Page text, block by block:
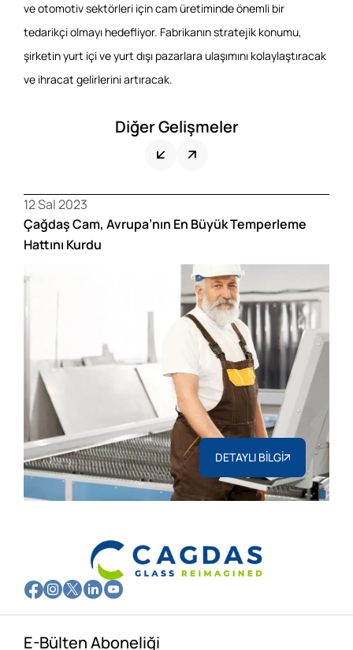
ve otomotiv sektörleri için cam üretiminde önemli bir
tedarikçi olmayı hedefliyor. Fabrikanın stratejik konumu,
şirketin yurt içi ve yurt dışı pazarlara ulaşımını kolaylaştıracak
ve ihracat gelirlerini artıracak.
Diğer Gelişmeler
12 Sal 2023
Çağdaş Cam, Avrupa’nın En Büyük Temperleme
Hattını Kurdu
DETAYLI BİLGİ
E-Bülten Aboneliği